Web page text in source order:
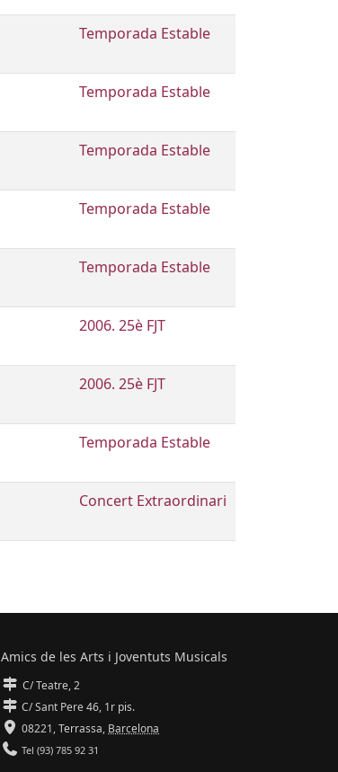
Temporada Estable
Temporada Estable
Temporada Estable
Temporada Estable
Temporada Estable
2006. 25è FJT
2006. 25è FJT
Temporada Estable
Concert Extraordinari
Amics de les Arts i Joventuts Musicals
C/ Teatre, 2
C/ Sant Pere 46, 1r pis.
08221,Terrassa, Barcelona
Tel (93) 785 92 31